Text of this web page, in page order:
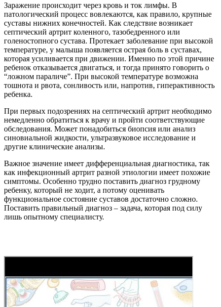
Заражение происходит через кровь и ток лимфы. В
патологический процесс вовлекаются, как правило, крупные
суставы нижних конечностей. Как следствие возникает
септический артрит коленного, тазобедренного или
голеностопного сустава. Протекает заболевание при высокой
температуре, у малыша появляется острая боль в суставах,
которая усиливается при движении. Именно по этой причине
ребенок отказывается двигаться, и тогда принято говорить о
“ложном параличе”. При высокой температуре возможна
тошнота и рвота, сонливость или, напротив, гиперактивность
ребенка.
При первых подозрениях на септический артрит необходимо
немедленно обратиться к врачу и пройти соответствующие
обследования. Может понадобиться биопсия или анализ
синовиальной жидкости, ультразвуковое исследование и
другие клинические анализы.
Важное значение имеет дифференциальная диагностика, так
как инфекционный артрит разной этиологии имеет похожие
симптомы. Особенно трудно поставить диагноз грудному
ребенку, который не ходит, а потому оценивать
функциональное состояние суставов достаточно сложно.
Поставить правильный диагноз – задача, которая под силу
лишь опытному специалисту.